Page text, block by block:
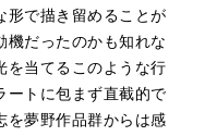
形で描き留めることが
機だったのかも知れな
を当てるこのような行
ートに包まず直截的で
を夢野作品群からは感